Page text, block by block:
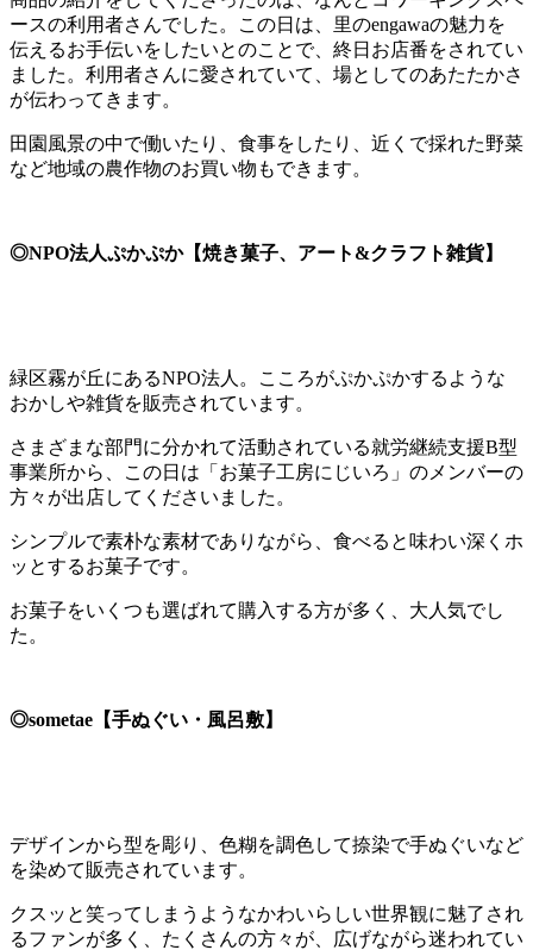
ースの利用者さんでした。この日は、里のengawaの魅力を
伝えるお手伝いをしたいとのことで、終日お店番をされてい
ました。利用者さんに愛されていて、場としてのあたたかさ
が伝わってきます。
田園風景の中で働いたり、食事をしたり、近くで採れた野菜
など地域の農作物のお買い物もできます。
◎NPO法人ぷかぷか【焼き菓子、アート&クラフト雑貨】
緑区霧が丘にあるNPO法人。こころがぷかぷかするような
おかしや雑貨を販売されています。
さまざまな部門に分かれて活動されている就労継続支援B型
事業所から、この日は「お菓子工房にじいろ」のメンバーの
方々が出店してくださいました。
シンプルで素朴な素材でありながら、食べると味わい深くホ
ッとするお菓子です。
お菓子をいくつも選ばれて購入する方が多く、大人気でし
た。
◎sometae【手ぬぐい・風呂敷】
デザインから型を彫り、色糊を調色して捺染で手ぬぐいなど
を染めて販売されています。
クスッと笑ってしまうようなかわいらしい世界観に魅了され
るファンが多く、たくさんの方々が、広げながら迷われてい